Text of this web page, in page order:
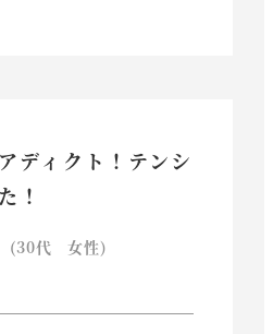
ディクト！テンシ
！
(30代 女性)